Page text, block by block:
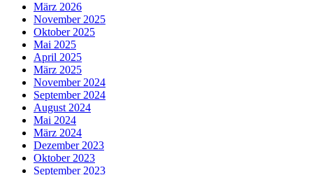
März 2026
November 2025
Oktober 2025
Mai 2025
April 2025
März 2025
November 2024
September 2024
August 2024
Mai 2024
März 2024
Dezember 2023
Oktober 2023
September 2023